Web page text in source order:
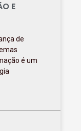
E
de
é um